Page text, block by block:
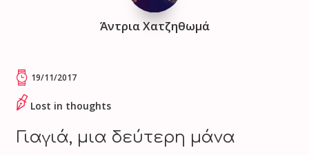
Άντρια Χατζηθωμά
19/11/2017
Lost in thoughts
Γιαγιά, μια δεύτερη μάνα